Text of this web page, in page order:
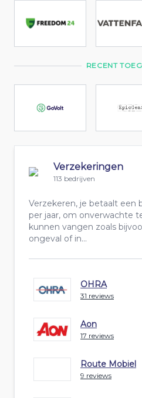
RECENT
Verzekeringen
113 bedrijven
Verzekeren, je betaalt een
per jaar, om onverwachte
kunnen vangen zoals
ongeval of in...
OHRA
31 reviews
Aon
17 reviews
Route Mobiel
9 reviews